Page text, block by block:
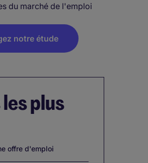
du marché de l'emploi
notre étude
plus
offre d'emploi